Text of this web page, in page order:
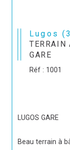
Lugos
TERRAIN
GARE
Réf : 1001
LUGOS GARE
Beau terrain à